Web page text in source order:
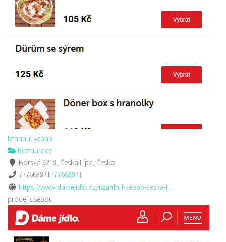
Istanbul kebab
Restaurace
Borská 3218, Česká Lípa, Česko
777668871777668871
https://www.damejidlo.cz/istanbul-kebab-ceska-l...
prodej s sebou